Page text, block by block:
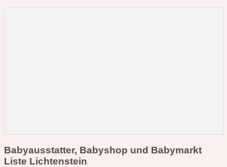
Babyausstatter, Babyshop und Babymarkt
Liste Lichtenstein